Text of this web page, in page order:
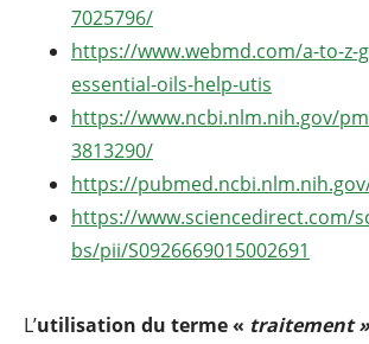
7025796/
https://www.webmd.com/a-to-z-
essential-oils-help-utis
https://www.ncbi.nlm.nih.gov/
3813290/
https://
https://www.sciencedirect.com/
bs/pii/S0926669015002691
L’utilisation du terme « traitement